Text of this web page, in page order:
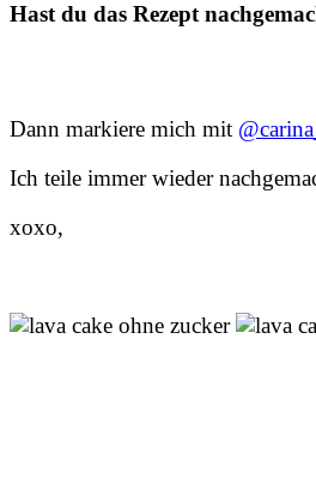
Hast du das Rezept
Dann markiere mich mit
Ich teile immer wieder
xoxo,